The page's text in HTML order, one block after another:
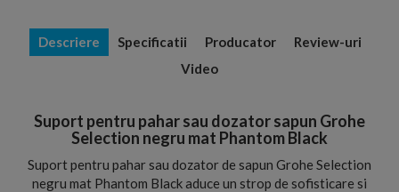
Descriere Specificatii Producator
Review-uri
Video
Suport pentru pahar sau dozator sapun Grohe
Selection negru mat Phantom Black
Suport pentru pahar sau dozator de sapun Grohe Selection
negru mat Phantom Black aduce un strop de sofisticare si